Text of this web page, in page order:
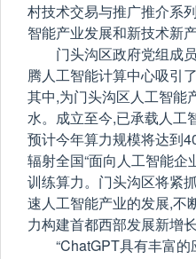
村技术交易与推广推介系
智能产业发展和新技术新产
门头沟区政府党组成
腾人工智能计算中心吸引
其中,为门头沟区人工智能
水。成立至今,已承载人工
预计今年算力规模将达到
辐射全国“面向人工智能
训练算力。门头沟区将紧
速人工智能产业的发展,不
力构建首都西部发展新增长
“ChatGPT具有丰富